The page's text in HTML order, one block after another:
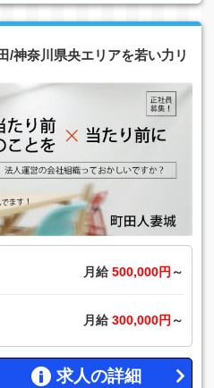
神奈川県央エリアを若い力リ
月給 500,000円 ～
月給 300,000円 ～
求人の詳細